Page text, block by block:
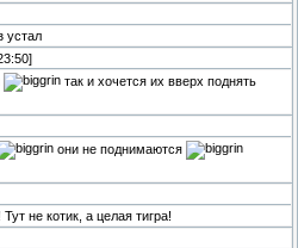
устал
так и хочется их вверх поднять
они не поднимаются
не котик, а целая тигра!